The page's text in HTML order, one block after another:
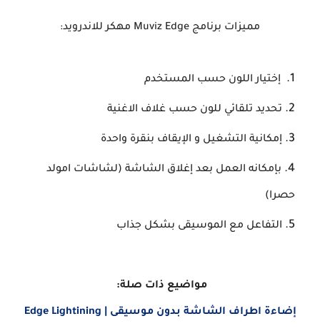
مميزات برنامج Muviz Edge مهكر للاندرويد :
إختيار اللون حسب المستخدم
تحديد تلقائي للون حسب غلاف الاغنية
إمكانية التشغيل و الإيقاف بنقرة واحدة
بإمكانه العمل بعد إغلاق الشاشة (لشاشات امولد
حصرا)
التفاعل مع الموسيقى بشكل جذاب
مواضيع ذات صلة:
إضاءة ‏اطراف ‏الشاشة ‏بدون ‏موسيقى ‏| ‏Edge ‎Lightining